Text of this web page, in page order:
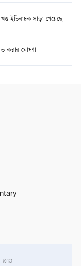
খণ্ড ইতিবাচক সাড়া পেয়েছে
করার ঘোষণা
ລາວ